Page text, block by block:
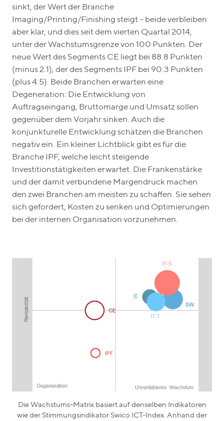
sinkt, der Wert der Branche
Imaging/Printing/Finishing steigt – beide verbleiben
aber klar, und dies seit dem vierten Quartal 2014,
unter der Wachstumsgrenze von 100 Punkten. Der
neue Wert des Segments CE liegt bei 88.8 Punkten
(minus 2.1), der des Segments IPF bei 90.3 Punkten
(plus 4.5). Beide Branchen erwarten eine
Degeneration: Die Entwicklung von
Auftragseingang, Bruttomarge und Umsatz sollen
gegenüber dem Vorjahr sinken. Auch die
konjunkturelle Entwicklung schätzen die Branchen
negativ ein. Ein kleiner Lichtblick gibt es für die
Branche IPF, welche leicht steigende
Investitionstätigkeiten erwartet. Die Frankenstärke
und der damit verbundene Margendruck machen
den zwei Branchen am meisten zu schaffen. Sie sehen
sich gefordert, Kosten zu senken und Optimierungen
bei der internen Organisation vorzunehmen.
Die Wachstums-Matrix basiert auf denselben Indikatoren
wie der Stimmungsindikator Swico ICT-Index. Anhand der